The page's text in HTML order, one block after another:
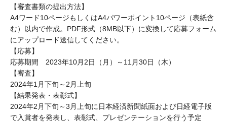
【審査書類の提出方法】
A4ワード10ページもしくはA4パワーポイント10ページ（表紙含
む）以内で作成。PDF形式（8MB以下）に変換して応募フォーム
にアップロード送信してください。
【応募】
応募期間 2023年10月2日（月）～11月30日（木）
【審査】
2024年1月下旬～2月上旬
【結果発表・表彰式】
2024年2月下旬～3月上旬に日本経済新聞紙面および日経電子版
で入賞者を発表し、表彰式、プレゼンテーションを行う予定